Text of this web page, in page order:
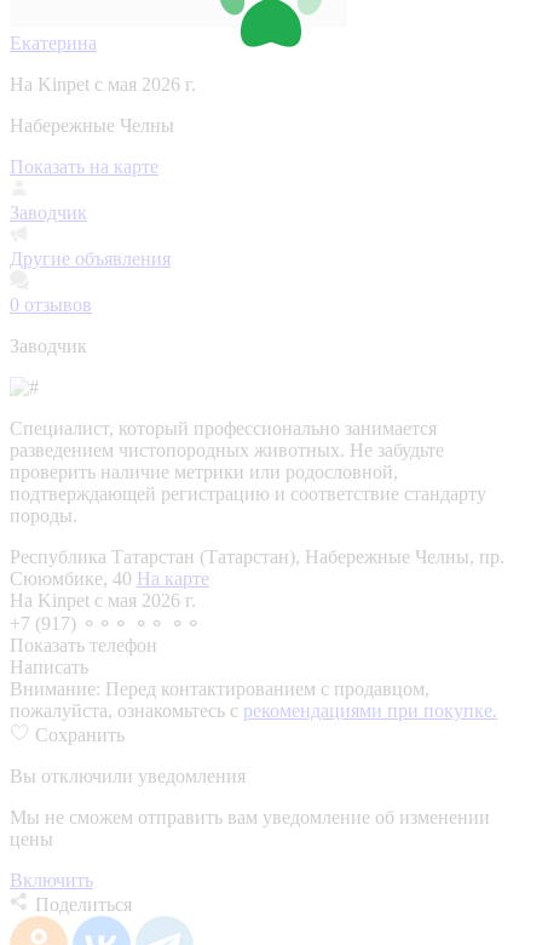
Екатерина
На Kinpet c мая 2026 г.
Набережные Челны
Показать на карте
Заводчик
Другие объявления
0 отзывов
Заводчик
Специалист, который профессионально занимается
разведением чистопородных животных. Не забудьте
проверить наличие метрики или родословной,
подтверждающей регистрацию и соответствие стандарту
породы.
Республика Татарстан (Татарстан), Набережные Челны, пр.
Сююмбике, 40 На карте
На Kinpet c мая 2026 г.
+7 (917) ⚬⚬⚬ ⚬⚬ ⚬⚬
Показать телефон
Написать
Внимание: Перед контактированием с продавцом,
пожалуйста, ознакомьтесь с рекомендациями при покупке.
Сохранить
Вы отключили уведомления
Мы не сможем отправить вам уведомление об изменении
цены
Включить
Поделиться